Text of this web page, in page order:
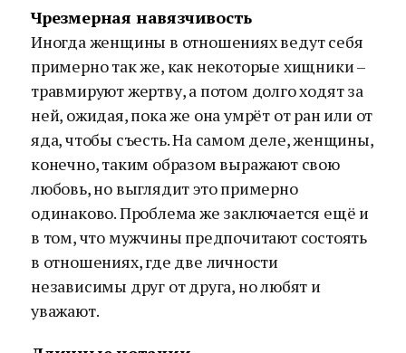
Чрезмерная навязчивость
Иногда женщины в отношениях ведут себя
примерно так же, как некоторые хищники –
травмируют жертву, а потом долго ходят за
ней, ожидая, пока же она умрёт от ран или от
яда, чтобы съесть. На самом деле, женщины,
конечно, таким образом выражают свою
любовь, но выглядит это примерно
одинаково. Проблема же заключается ещё и
в том, что мужчины предпочитают состоять
в отношениях, где две личности
независимы друг от друга, но любят и
уважают.